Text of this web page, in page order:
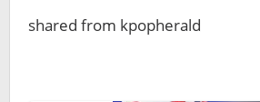
shared from kpopherald